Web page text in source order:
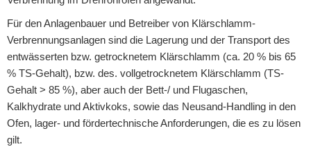
Für den Anlagenbauer und Betreiber von Klärschlamm-
Verbrennungsanlagen sind die Lagerung und der Transport des
entwässerten bzw. getrocknetem Klärschlamm (ca. 20 % bis 65
% TS-Gehalt), bzw. des. vollgetrocknetem Klärschlamm (TS-
Gehalt > 85 %), aber auch der Bett-/ und Flugaschen,
Kalkhydrate und Aktivkoks, sowie das Neusand-Handling in den
Ofen, lager- und fördertechnische Anforderungen, die es zu lösen
gilt.